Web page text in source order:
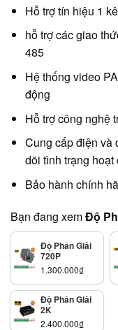
Hỗ trợ tín hiệu 1
hỗ trợ các giao
485
Hệ thống video
động
Hỗ trợ công nghệ
Cung cấp điện và
dõi tình trạng
Bảo hành chính
Bạn đang xemĐộ
Độ Phân Giải
720P
1.300.000₫
Độ Phân Giải
2K
2.400.000₫